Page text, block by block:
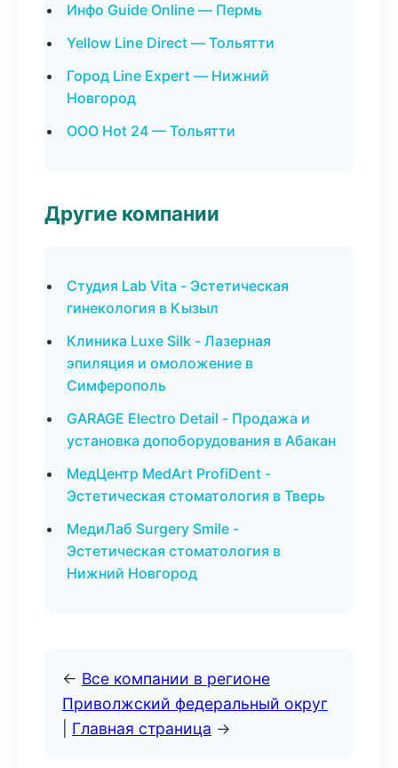
Инфо Guide Online — Пермь
Yellow Line Direct — Тольятти
Город Line Expert — Нижний
Новгород
ООО Hot 24 — Тольятти
Другие компании
Студия Lab Vita - Эстетическая
гинекология в Кызыл
Клиника Luxe Silk - Лазерная
эпиляция и омоложение в
Симферополь
GARAGE Electro Detail - Продажа и
установка допоборудования в Абакан
МедЦентр MedArt ProfiDent -
Эстетическая стоматология в Тверь
МедиЛаб Surgery Smile -
Эстетическая стоматология в
Нижний Новгород
← Все компании в регионе
Приволжский федеральный округ
Главная страница →